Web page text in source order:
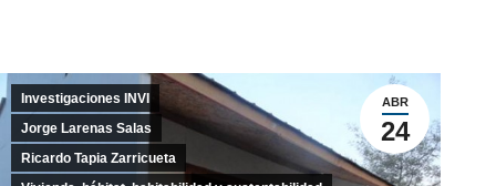
ABR
24
Investigaciones INVI
Jorge Larenas Salas
Ricardo Tapia Zarricueta